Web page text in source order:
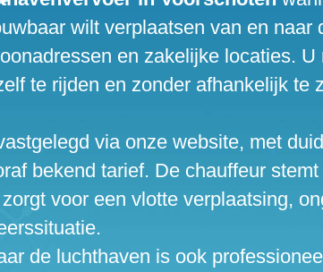
wilt verplaatsen van en naar
en zakelijke locaties. U
te rijden en zonder afhankelijk te
via onze website, met
bekend tarief. De chauffeur
voor een vlotte verplaatsing,
de luchthaven is ook